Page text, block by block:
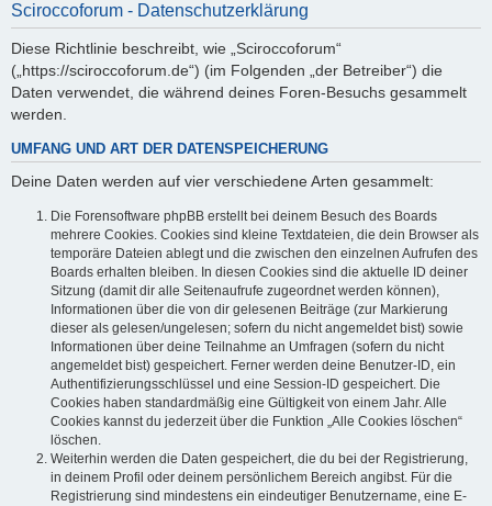
Sciroccoforum - Datenschutzerklärung
Diese Richtlinie beschreibt, wie „Sciroccoforum“
(„https://sciroccoforum.de“) (im Folgenden „der Betreiber“) die
Daten verwendet, die während deines Foren-Besuchs gesammelt
werden.
UMFANG UND ART DER DATENSPEICHERUNG
Deine Daten werden auf vier verschiedene Arten gesammelt:
Die Forensoftware phpBB erstellt bei deinem Besuch des Boards
mehrere Cookies. Cookies sind kleine Textdateien, die dein Browser als
temporäre Dateien ablegt und die zwischen den einzelnen Aufrufen des
Boards erhalten bleiben. In diesen Cookies sind die aktuelle ID deiner
Sitzung (damit dir alle Seitenaufrufe zugeordnet werden können),
Informationen über die von dir gelesenen Beiträge (zur Markierung
dieser als gelesen/ungelesen; sofern du nicht angemeldet bist) sowie
Informationen über deine Teilnahme an Umfragen (sofern du nicht
angemeldet bist) gespeichert. Ferner werden deine Benutzer-ID, ein
Authentifizierungsschlüssel und eine Session-ID gespeichert. Die
Cookies haben standardmäßig eine Gültigkeit von einem Jahr. Alle
Cookies kannst du jederzeit über die Funktion „Alle Cookies löschen“
löschen.
Weiterhin werden die Daten gespeichert, die du bei der Registrierung,
in deinem Profil oder deinem persönlichem Bereich angibst. Für die
Registrierung sind mindestens ein eindeutiger Benutzername, eine E-